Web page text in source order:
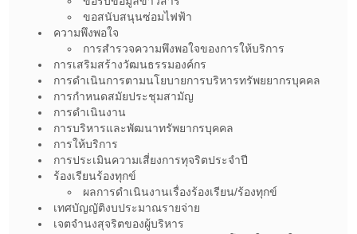
ขอสนับสนุนซ่อมไฟฟ้า
ความพึงพอใจ
การสำรวจความพึงพอใจของการให้บริการ
การเสริมสร้างวัฒนธรรมองค์กร
การดำเนินการตามนโยบายการบริหารทรัพยยากรบุคคล
การกำหนดสมัยประชุมสามัญ
การดำเนินงาน
การบริหารและพัฒนาทรัพยากรบุคคล
การให้บริการ
การประเมินความเสี่ยงการทุจริตประจำปี
ร้องเรียนร้องทุกข์
ผลการดำเนินงานเรื่องร้องเรียน/ร้องทุกข์
เทศบัญญัติงบประมาณรายจ่าย
เจตจำนงสุจริตของผู้บริหาร